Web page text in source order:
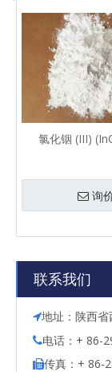
氯化铟 (III)
询
联系我们
地址：陕西
电话：+ 86-
传真：+ 86-